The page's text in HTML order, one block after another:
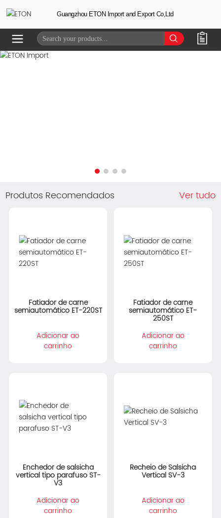
Guangzhou ETON Import and Export Co,Ltd
Produtos Recomendados Ver tudo
Fatiador de carne
semiautomático ET-220ST
Adicionar ao
carrinho
Fatiador de carne
semiautomático ET-
250ST
Adicionar ao
carrinho
Enchedor de salsicha
vertical tipo parafuso ST-
V3
Adicionar ao
carrinho
Recheio de Salsicha
Vertical SV-3
Adicionar ao
carrinho